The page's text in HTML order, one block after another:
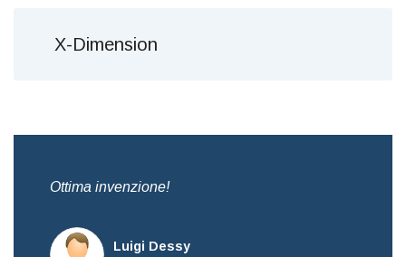
X-Dimension
Ottima invenzione!
Luigi Dessy